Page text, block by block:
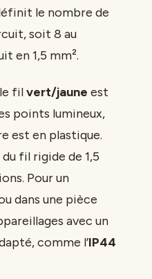
le nombre de
soit 8 au
en 1,5 mm².
filvert/jaune est
points lumineux,
est en plastique.
fil rigide de 1,5
Pour un
dans une pièce
avec un
comme l’IP44